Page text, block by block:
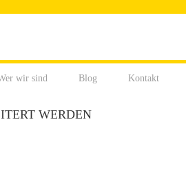
wir sind Blog Kontakt
WERDEN